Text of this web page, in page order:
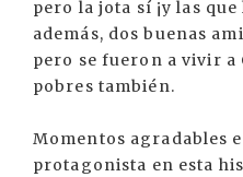
pero la jota sí ¡y las
además, dos buenas
pero se fueron a vivir a
pobres también.
Momentos agradables
protagonista en esta